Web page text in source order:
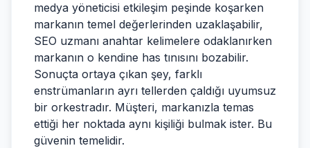
medya yöneticisi etkileşim peşinde koşarken
markanın temel değerlerinden uzaklaşabilir,
SEO uzmanı anahtar kelimelere odaklanırken
markanın o kendine has tınısını bozabilir.
Sonuçta ortaya çıkan şey, farklı
enstrümanların ayrı tellerden çaldığı uyumsuz
bir orkestradır. Müşteri, markanızla temas
ettiği her noktada aynı kişiliği bulmak ister. Bu
güvenin temelidir.